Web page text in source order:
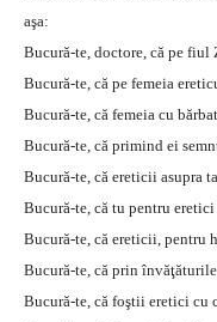
aşa:
Bucură-te, doctore, că pe
Bucură-te, că pe femeia
Bucură-te, că femeia cu
Bucură-te, că primind ei
Bucură-te, că ereticii asupra
Bucură-te, că tu pentru
Bucură-te, că ereticii, pentru
Bucură-te, că prin
Bucură-te, că foştii eretici cu